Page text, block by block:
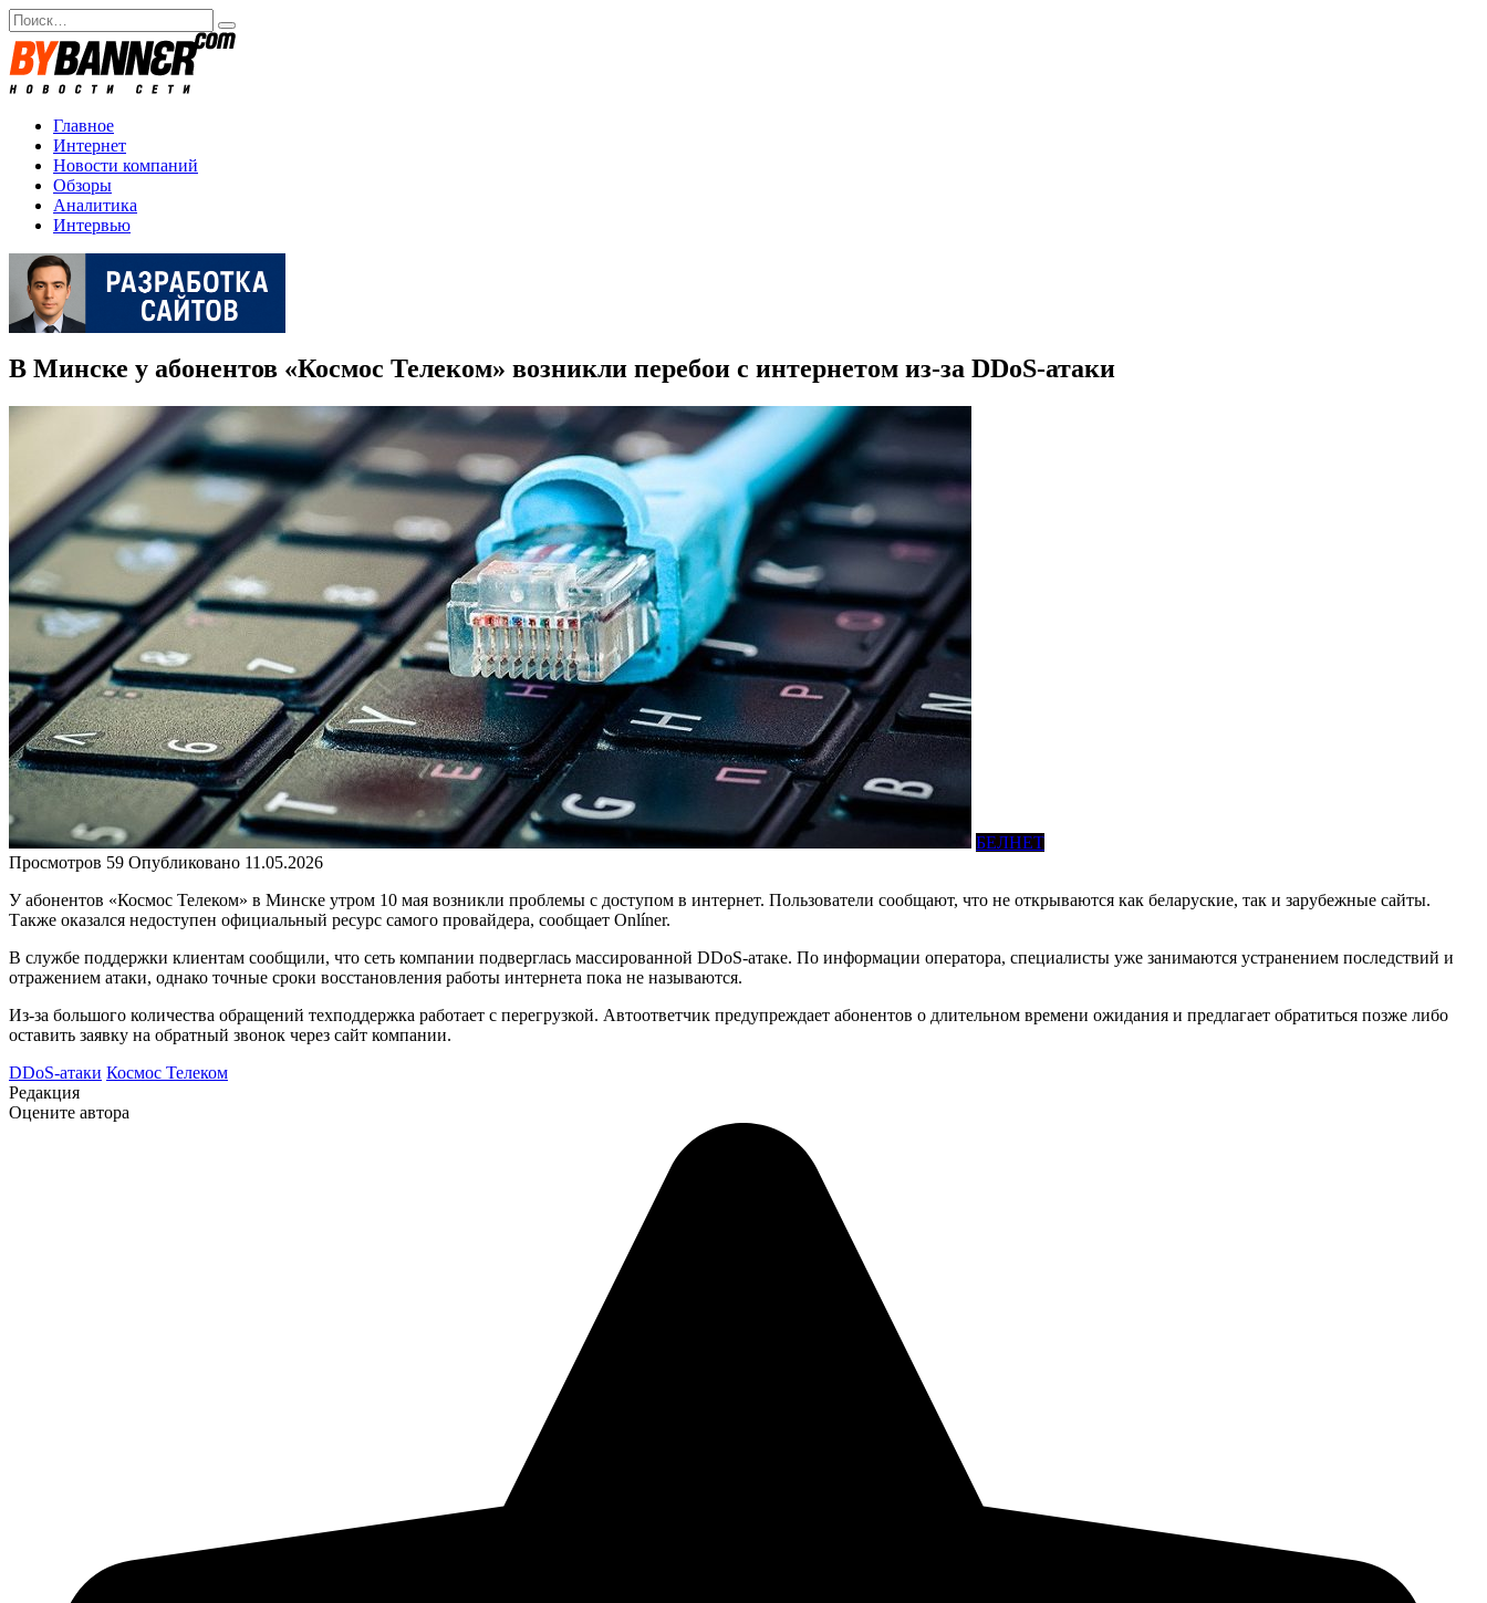
Перейти
к
содержанию
Search
for:
Главное
Интернет
Новости компаний
Обзоры
Аналитика
Интервью
В Минске у абонентов «Космос Телеком» возникли перебои с интернетом из-за DDoS-атаки
БЕЛНЕТ
Просмотров 59 Опубликовано 11.05.2026
У абонентов «Космос Телеком» в Минске утром 10 мая возникли проблемы с доступом в интернет. Пользователи сообщают, что не открываются как беларуские, так и зарубежные сайты.
Также оказался недоступен официальный ресурс самого провайдера, сообщает Onlíner.
В службе поддержки клиентам сообщили, что сеть компании подверглась массированной DDoS-атаке. По информации оператора, специалисты уже занимаются устранением последствий и
отражением атаки, однако точные сроки восстановления работы интернета пока не называются.
Из-за большого количества обращений техподдержка работает с перегрузкой. Автоответчик предупреждает абонентов о длительном времени ожидания и предлагает обратиться позже либо
оставить заявку на обратный звонок через сайт компании.
DDoS-атаки Космос Телеком
Редакция
Оцените автора